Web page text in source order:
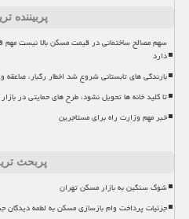
پربیننده
سهم مصالح ساختمانی در قیمت مسکن بالا نیست
دارد
بارندگی های تابستانی شروع شد اخطار رگبار، صاعقه و باد
تا کلید خانه ها تحویل نشود، طرح های حمایتی در
خبر مهم وزارت راه برای مستاجرین
پربحث
شوک سنگین به بازار مسکن تهران
جزئیات پرداخت وام بازسازی مسکن به لطمه دیدگان